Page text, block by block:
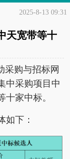
2025-8-13 09:31
天宽带等十
采购与招标网
中采购项目中
家中标。
如下：